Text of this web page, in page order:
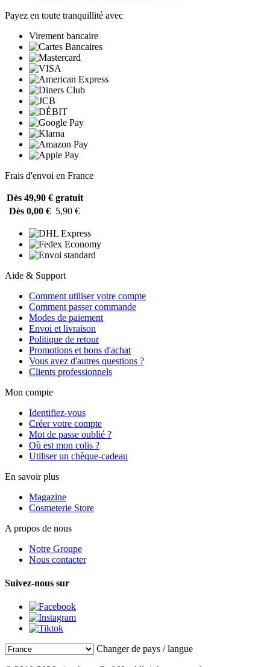
Payez en toute tranquillité avec
Virement bancaire
Frais d'envoi en France
Dès 49,90 € gratuit
Dès 0,00 € 5,90 €
Aide & Support
Comment utiliser votre compte
Comment passer commande
Modes de paiement
Envoi et livraison
Politique de retour
Promotions et bons d'achat
Vous avez d'autres questions ?
Clients professionnels
Mon compte
Identifiez-vous
Créer votre compte
Mot de passe oublié ?
Où est mon colis ?
Utiliser un chèque-cadeau
En savoir plus
Magazine
Cosmeterie Store
A propos de nous
Notre Groupe
Nous contacter
Suivez-nous sur
Changer de pays / langue